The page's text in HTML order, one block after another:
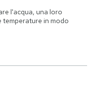
l'acqua, una loro
temperature in modo